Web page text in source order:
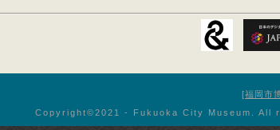
福岡市
Copyright©︎2021 - Fukuoka City Museum. All